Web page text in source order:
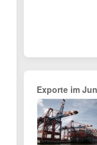
Exporte im